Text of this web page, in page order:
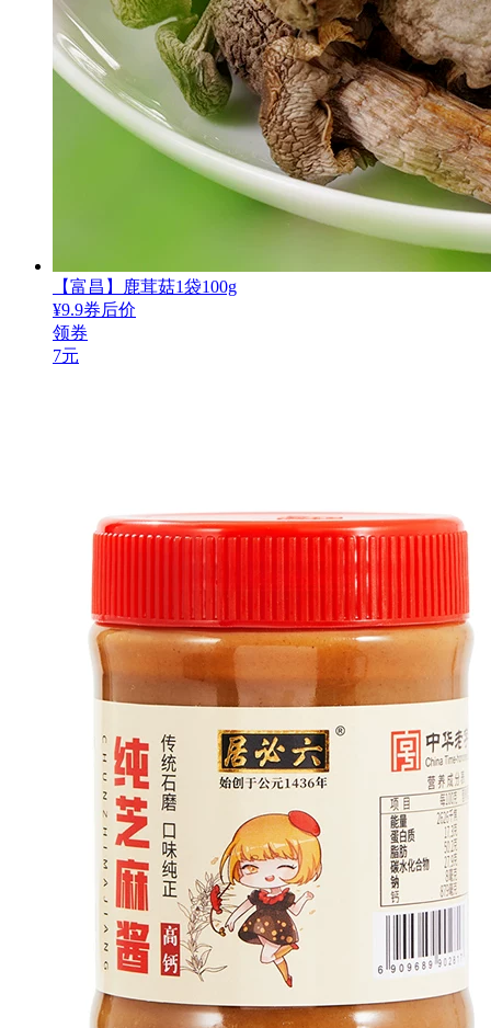
【富昌】鹿茸菇1袋100g
¥9.9券后价
领券
7元